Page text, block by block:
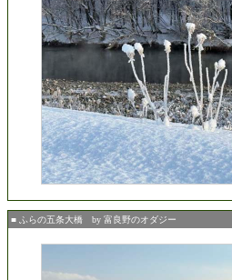
■ ふらの五条大橋 by 富良野のオダジー